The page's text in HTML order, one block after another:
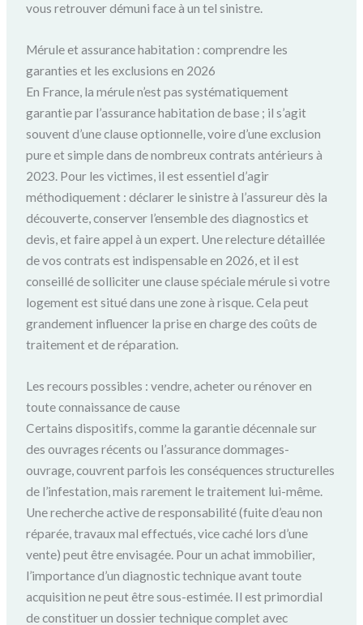
vous retrouver démuni face à un tel sinistre.
Mérule et assurance habitation : comprendre les
garanties et les exclusions en 2026
En France, la mérule n’est pas systématiquement
garantie par l’assurance habitation de base ; il s’agit
souvent d’une clause optionnelle, voire d’une exclusion
pure et simple dans de nombreux contrats antérieurs à
2023. Pour les victimes, il est essentiel d’agir
méthodiquement : déclarer le sinistre à l’assureur dès la
découverte, conserver l’ensemble des diagnostics et
devis, et faire appel à un expert. Une relecture détaillée
de vos contrats est indispensable en 2026, et il est
conseillé de solliciter une clause spéciale mérule si votre
logement est situé dans une zone à risque. Cela peut
grandement influencer la prise en charge des coûts de
traitement et de réparation.
Les recours possibles : vendre, acheter ou rénover en
toute connaissance de cause
Certains dispositifs, comme la garantie décennale sur
des ouvrages récents ou l’assurance dommages-
ouvrage, couvrent parfois les conséquences structurelles
de l’infestation, mais rarement le traitement lui-même.
Une recherche active de responsabilité (fuite d’eau non
réparée, travaux mal effectués, vice caché lors d’une
vente) peut être envisagée. Pour un achat immobilier,
l’importance d’un diagnostic technique avant toute
acquisition ne peut être sous-estimée. Il est primordial
de constituer un dossier technique complet avec